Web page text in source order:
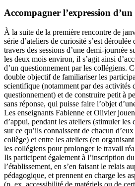
Accompagner l’expression
À la suite de la première rencontre de
série d’ateliers de curiosité s’est
travers des sessions d’une demi-journée
les deux mois environ, il s’agit ainsi
d’un questionnement par les collégiens.
double objectif de familiariser les
scientifique (notamment par des activités
questionnement) et de construire petit à
sans réponse, qui puisse faire l’objet
Les enseignants Fabienne et Olivier
d’appui, pendant les ateliers (stimuler les
sur ce qu’ils connaissent de chacun
collège) et entre les ateliers (en
les collégiens pour prolonger le travail
Ils participent également à l’inscription
l’établissement, en s’en faisant le relais
pédagogique, et prennent en charge les
(p. ex. accessibilité de matériels ou de